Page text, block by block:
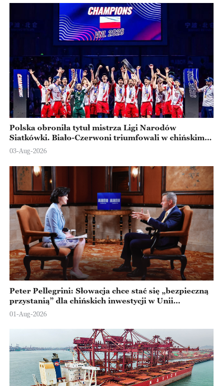
Polska obroniła tytuł mistrza Ligi Narodów
Siatkówki. Biało-Czerwoni triumfowali w chińskim
Ningbo
03-Aug-2026
Peter Pellegrini: Słowacja chce stać się „bezpieczną
przystanią” dla chińskich inwestycji w Unii
Europejskiej
01-Aug-2026